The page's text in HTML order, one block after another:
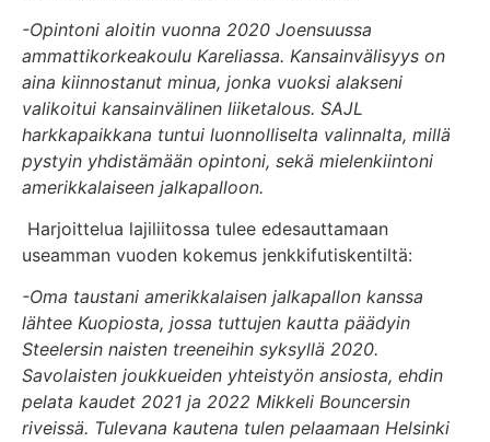
-Opintoni aloitin vuonna 2020 Joensuussa
ammattikorkeakoulu Kareliassa. Kansainvälisyys on
aina kiinnostanut minua, jonka vuoksi alakseni
valikoitui kansainvälinen liiketalous. SAJL
harkkapaikkana tuntui luonnolliselta valinnalta, millä
pystyin yhdistämään opintoni, sekä mielenkiintoni
amerikkalaiseen jalkapalloon.
Harjoittelua lajiliitossa tulee edesauttamaan
useamman vuoden kokemus jenkkifutiskentiltä:
-Oma taustani amerikkalaisen jalkapallon kanssa
lähtee Kuopiosta, jossa tuttujen kautta päädyin
Steelersin naisten treeneihin syksyllä 2020.
Savolaisten joukkueiden yhteistyön ansiosta, ehdin
pelata kaudet 2021 ja 2022 Mikkeli Bouncersin
riveissä. Tulevana kautena tulen pelaamaan Helsinki